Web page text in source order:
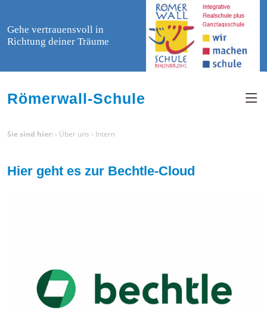
Gehe vertrauensvoll in
Richtung deiner Träume
Römerwall-Schule
Sie sind hier: - Über uns - Intern
Hier geht es zur Bechtle-Cloud